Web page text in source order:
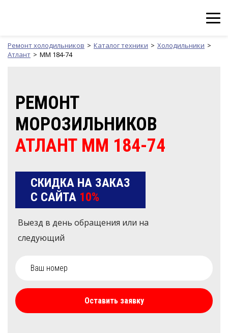
Ремонт холодильников Каталог техники
Холодильники
Атлант
ММ 184-74
РЕМОНТ
МОРОЗИЛЬНИКОВ
АТЛАНТ ММ 184-74
СКИДКА НА ЗАКАЗ
С САЙТА 10%
Выезд в день обращения или на
следующий
Оставить заявку